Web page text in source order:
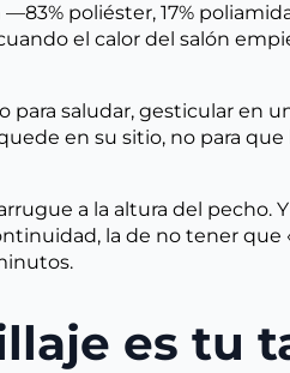
—83% poliéster, 17%
el calor del salón
saludar, gesticular en
en su sitio, no para
a la altura del pecho.
la de no tener que
es tu